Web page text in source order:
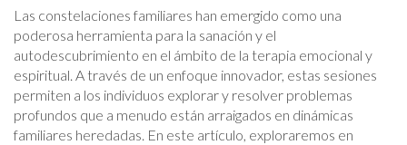
Las constelaciones familiares han emergido como una
poderosa herramienta para la sanación y el
autodescubrimiento en el ámbito de la terapia emocional y
espiritual. A través de un enfoque innovador, estas sesiones
permiten a los individuos explorar y resolver problemas
profundos que a menudo están arraigados en dinámicas
familiares heredadas. En este artículo, exploraremos en